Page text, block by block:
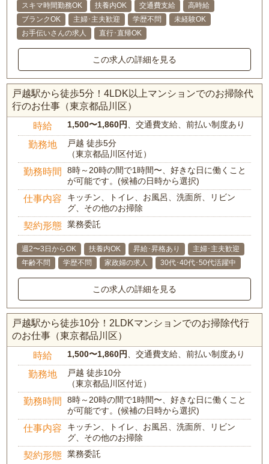
スキマ時間勤務OK 扶養内OK 交通費支給
高時給
ブランクOK
主婦･主夫歓迎 学歴不問
未経験OK
お手伝いさんの求人
直行･直帰OK
この求人の詳細を見る
戸越駅から徒歩5分！4LDK以上マンションでのお掃除代
行のお仕事（東京都品川区）
時給 1,500〜1,860円 、交通費支給、前払い制度あり
勤務地
戸越 徒歩5分
（東京都品川区付近）
勤務時間
8時～20時の間で1時間〜、好きな日に働くこと
が可能です。(候補の日時から選択)
仕事内容
キッチン、トイレ、お風呂、洗面所、リビン
グ、その他のお掃除
契約形態 業務委託
週2〜3日からOK 扶養内OK 昇給･昇格あり
主婦･主夫歓迎
年齢不問
学歴不問 家政婦の求人 30代･40代･50代活躍中
この求人の詳細を見る
戸越駅から徒歩10分！2LDKマンションでのお掃除代行
のお仕事（東京都品川区）
時給 1,500〜1,860円 、交通費支給、前払い制度あり
勤務地
戸越 徒歩10分
（東京都品川区付近）
勤務時間
8時～20時の間で1時間〜、好きな日に働くこと
が可能です。(候補の日時から選択)
仕事内容
キッチン、トイレ、お風呂、洗面所、リビン
グ、その他のお掃除
契約形態 業務委託